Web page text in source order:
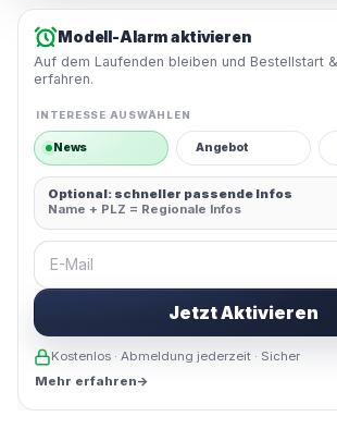
Modell-Alarm aktivieren
Auf dem Laufenden bleiben und Bestellstart
erfahren.
INTERESSE AUSWÄHLEN
News Angebot
Optional: schneller passende Infos
Name + PLZ = Regionale Infos
E-Mail
Jetzt Aktivieren
Kostenlos · Abmeldung jederzeit · Sicher
Mehr erfahren→